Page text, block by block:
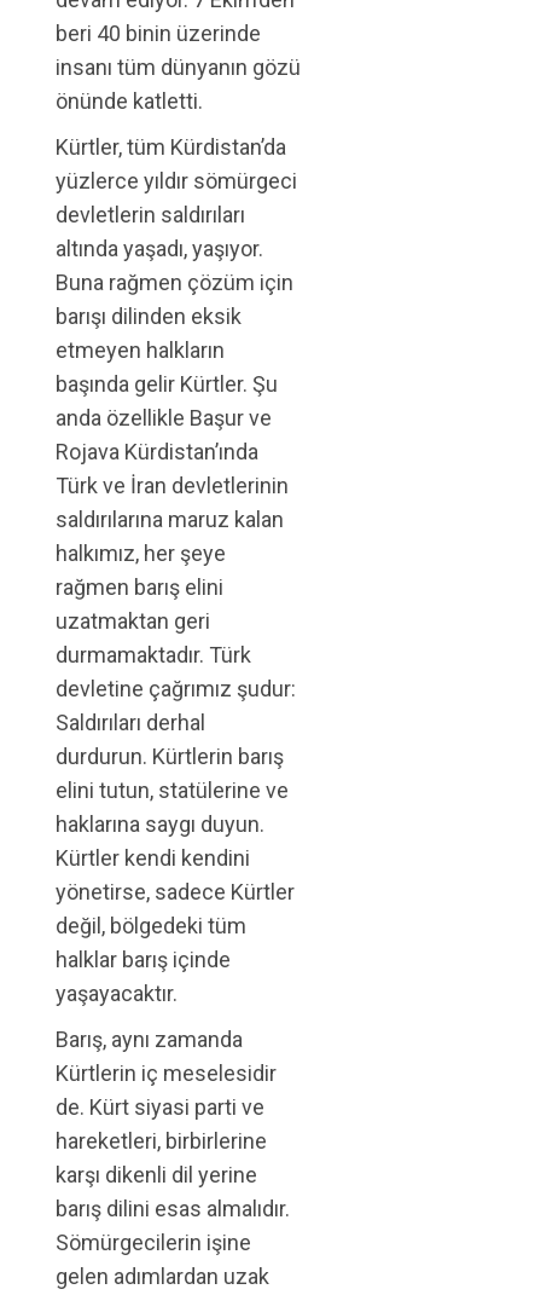
beri 40 binin üzerinde
insanı tüm dünyanın gözü
önünde katletti.
Kürtler, tüm Kürdistan’da
yüzlerce yıldır sömürgeci
devletlerin saldırıları
altında yaşadı, yaşıyor.
Buna rağmen çözüm için
barışı dilinden eksik
etmeyen halkların
başında gelir Kürtler. Şu
anda özellikle Başur ve
Rojava Kürdistan’ında
Türk ve İran devletlerinin
saldırılarına maruz kalan
halkımız, her şeye
rağmen barış elini
uzatmaktan geri
durmamaktadır. Türk
devletine çağrımız şudur:
Saldırıları derhal
durdurun. Kürtlerin barış
elini tutun, statülerine ve
haklarına saygı duyun.
Kürtler kendi kendini
yönetirse, sadece Kürtler
değil, bölgedeki tüm
halklar barış içinde
yaşayacaktır.
Barış, aynı zamanda
Kürtlerin iç meselesidir
de. Kürt siyasi parti ve
hareketleri, birbirlerine
karşı dikenli dil yerine
barış dilini esas almalıdır.
Sömürgecilerin işine
gelen adımlardan uzak